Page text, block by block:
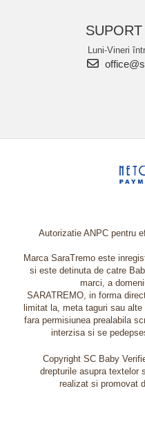
Luni-Vineri
Autorizatie ANPC pentru
Marca SaraTremo este
si este detinuta de catre
marci, a
SARATREMO, in forma
limitat la, meta taguri sau
fara permisiunea prealabila
interzisa si se
Copyright SC Baby
drepturile asupra textelor
realizat si promovat